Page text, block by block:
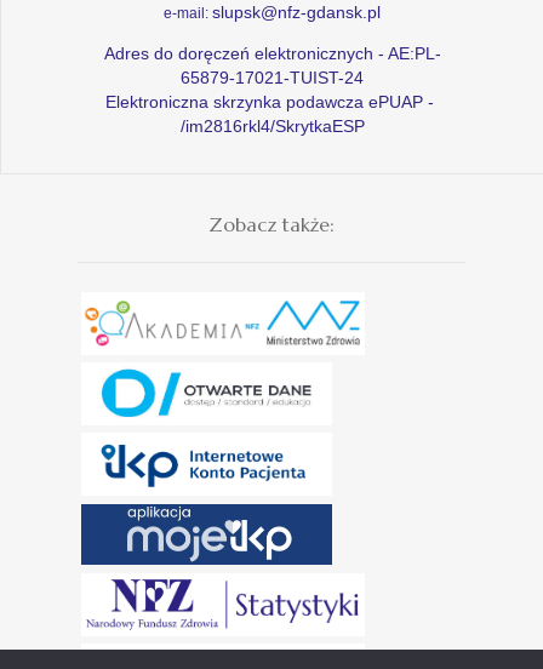
e-mail: slupsk@nfz-gdansk.pl
Adres do doręczeń elektronicznych - AE:PL-
65879-17021-TUIST-24
Elektroniczna skrzynka podawcza ePUAP -
/im2816rkl4/SkrytkaESP
Zobacz także: